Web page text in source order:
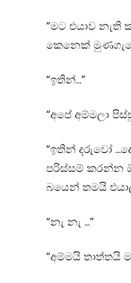
“මට එයාව
කෙනෙක්
“ඉතින්…”
“අපේ අම්මලා
“ඉතින් දරුවෝ
පරිස්සම් කරන්න
බයෙන් තමයි
“නැ නැ …”
“අම්මයි තාත්තයි